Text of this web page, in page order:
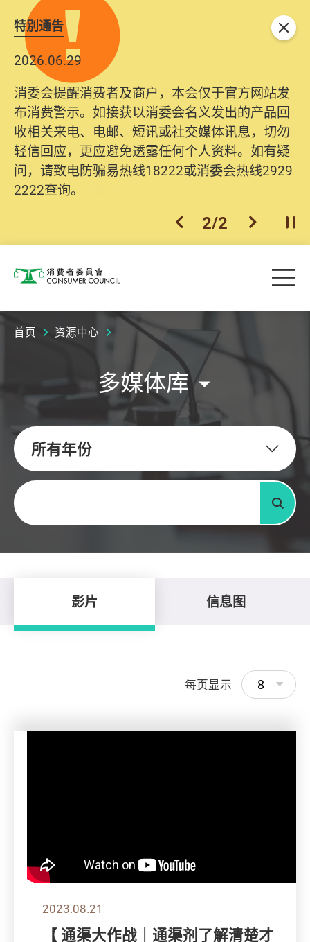
特別通告
2026.06.29
消委会提醒消费者及商户，本会仅于官方网站发
布消费警示。如接获以消委会名义发出的产品回
收相关来电、电邮、短讯或社交媒体讯息，切勿
轻信回应，更应避免透露任何个人资料。如有疑
问，请致电防骗易热线18222或消委会热线2929
2222查询。
2025.10.31
为提升使用者体验及网络安全，本会的投诉处理
系统已经进行升级及推出新功能。由2025年11月
10日起，消费者需要提供基本联络资料（包括姓
名、电邮及电话）注册帐户，才可提交投诉、查
询及建议。所有提交纪录将清晰整合于帐户中，
方便日后作出跟进。
上一个
2/2 下一个开
关闭
消费者委员会 目
首页 资源中心
多媒体库
所有年份
关键字
搜寻
影片 信息图
每页显示 8
2023.08.21
【 通渠大作战｜通渠剂了解清楚才